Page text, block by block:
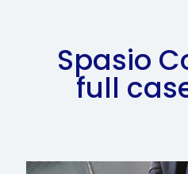
Spasio
full